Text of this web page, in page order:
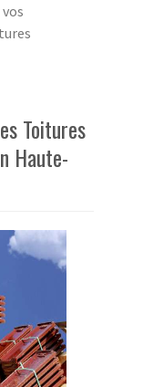
Toitures
Haute-